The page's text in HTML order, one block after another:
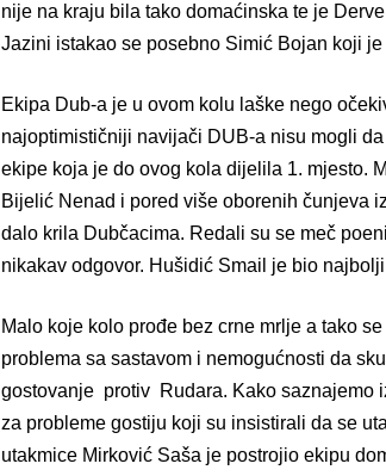
nije na kraju bila tako domaćinska te je
Jazini istakao se posebno Simić Bojan koji
Ekipa Dub-a je u ovom kolu laške nego
najoptimističniji navijači DUB-a nisu mogli
ekipe koja je do ovog kola dijelila 1. mjesto.
Bijelić Nenad i pored više oborenih čunjeva
dalo krila Dubčacima. Redali su se meč
nikakav odgovor. Hušidić Smail je bio
Malo koje kolo prođe bez crne mrlje a tako
problema sa sastavom i nemogućnosti da
gostovanje protiv Rudara. Kako saznajemo
za probleme gostiju koji su insistirali da se
utakmice Mirković Saša je postrojio ekipu